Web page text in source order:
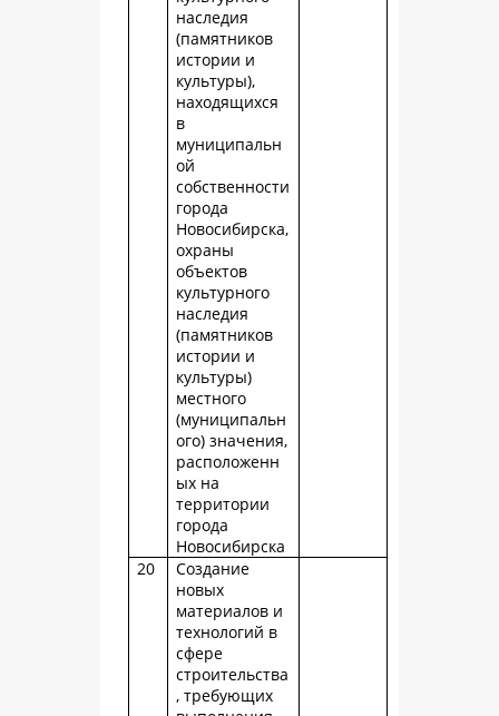
наследия
(памятников
истории и
культуры),
находящихся
в
муниципальн
ой
собственности
города
Новосибирска,
охраны
объектов
культурного
наследия
(памятников
истории и
культуры)
местного
(муниципальн
ого) значения,
расположенн
ых на
территории
города
Новосибирска
20
Создание
новых
материалов и
технологий в
сфере
строительства
, требующих